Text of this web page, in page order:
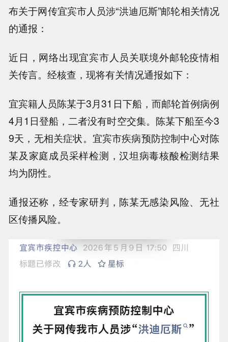
布关于网传宜宾市人员涉“洪迪厄斯”邮轮相关情况
的通报：
近日，网络出现宜宾市人员关联境外邮轮疫情相
关传言。经核查，现将有关情况通报如下：
宜宾籍人员陈某于3月31日下船，而邮轮首例病例
4月1日登船，二者没有时空交集。陈某下船至今3
9天，无相关症状。宜宾市疾病预防控制中心对陈
某及家庭成员采样检测，汉坦病毒核酸检测结果
均为阴性。
通报还称，经专家研判，陈某无感染风险、无社
区传播风险。